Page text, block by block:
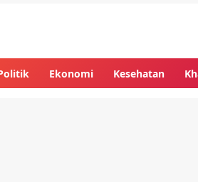
Ekonomi Kesehatan